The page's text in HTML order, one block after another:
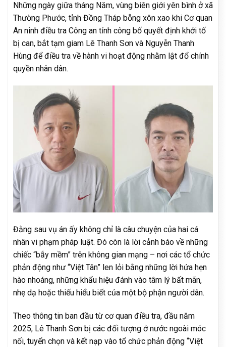
Những ngày giữa tháng Năm, vùng biên giới yên bình ở xã
Thường Phước, tỉnh Đồng Tháp bỗng xôn xao khi Cơ quan
An ninh điều tra Công an tỉnh công bố quyết định khởi tố
bị can, bắt tạm giam Lê Thanh Sơn và Nguyễn Thanh
Hùng để điều tra về hành vi hoạt động nhằm lật đổ chính
quyền nhân dân.
Đằng sau vụ án ấy không chỉ là câu chuyện của hai cá
nhân vi phạm pháp luật. Đó còn là lời cảnh báo về những
chiếc “bẫy mềm” trên không gian mạng – nơi các tổ chức
phản động như “Việt Tân” len lỏi bằng những lời hứa hẹn
hào nhoáng, những khẩu hiệu đánh vào tâm lý bất mãn,
nhẹ dạ hoặc thiếu hiểu biết của một bộ phận người dân.
Theo thông tin ban đầu từ cơ quan điều tra, đầu năm
2025, Lê Thanh Sơn bị các đối tượng ở nước ngoài móc
nối, tuyển chọn và kết nạp vào tổ chức phản động “Việt